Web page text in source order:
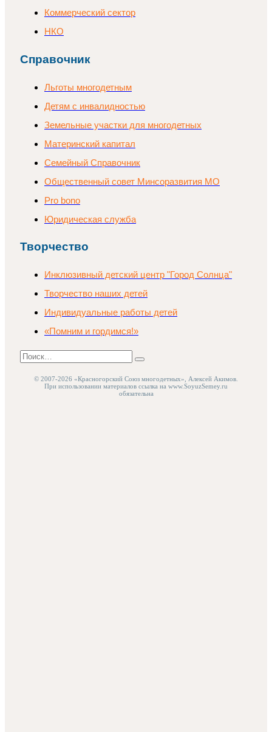
Коммерческий сектор
НКО
Справочник
Льготы многодетным
Детям с инвалидностью
Земельные участки для многодетных
Материнский капитал
Семейный Справочник
Общественный совет Минсоразвития МО
Pro bono
Юридическая служба
Творчество
Инклюзивный детский центр "Город Солнца"
Творчество наших детей
Индивидуальные работы детей
«Помним и гордимся!»
Поиск
Найти
© 2007-2026 «Красногорский Союз многодетных», Алексей Акимов.
При использовании материалов ссылка на www.SoyuzSemey.ru
обязательна